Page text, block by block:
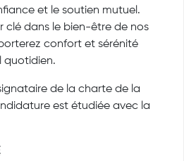
et le soutien mutuel.
clé dans le bien-être de nos
confort et sérénité
quotidien.
de la charte de la
est étudiée avec la